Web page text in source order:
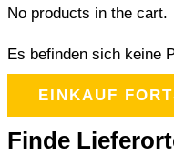
No products in the cart.
Es befinden sich keine
EINKAUF
Finde